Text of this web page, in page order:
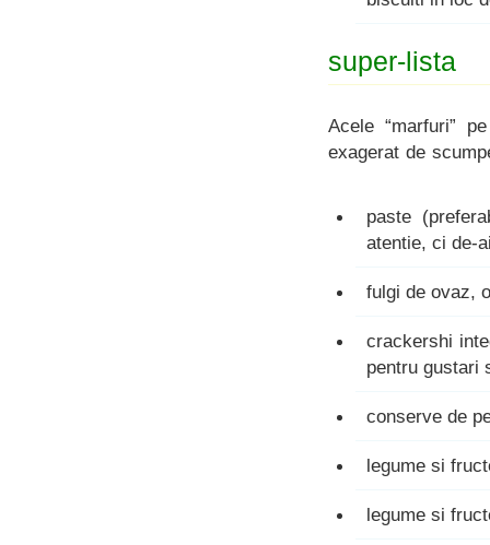
super-lista
Acele “marfuri”
exagerat de
paste
atentie, ci de-
fulgi de ovaz,
crackershi
pentru gustari
conserve de
legume si
legume si